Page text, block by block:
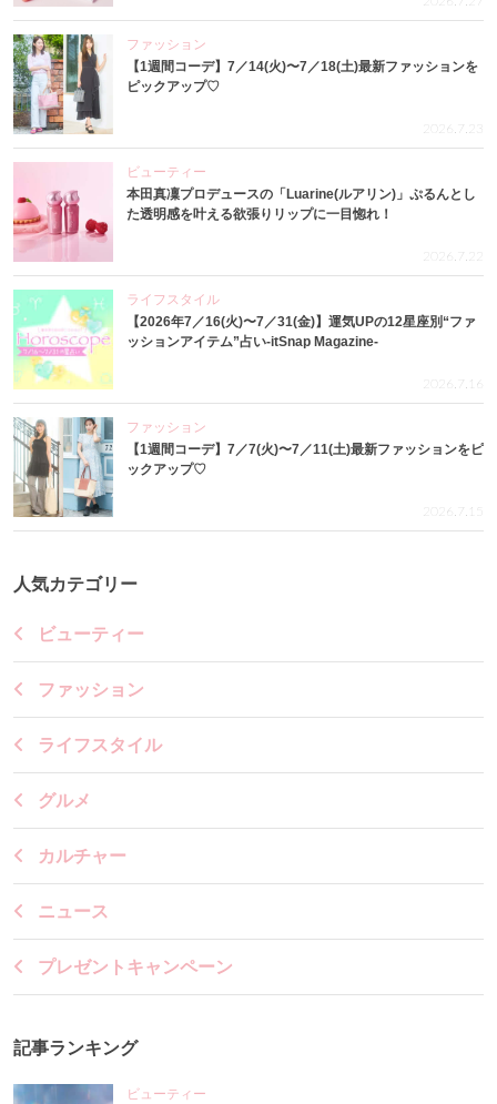
ファッション
【1週間コーデ】7／14(火)〜7／18(土)最新ファッションを
ピックアップ♡
2026.7.23
ビューティー
本田真凜プロデュースの「Luarine(ルアリン)」ぷるんとし
た透明感を叶える欲張りリップに一目惚れ！
2026.7.22
ライフスタイル
【2026年7／16(火)〜7／31(金)】運気UPの12星座別“ファ
ッションアイテム”占い-itSnap Magazine-
2026.7.16
ファッション
【1週間コーデ】7／7(火)〜7／11(土)最新ファッションをピ
ックアップ♡
2026.7.15
人気カテゴリー
ビューティー
ファッション
ライフスタイル
グルメ
カルチャー
ニュース
プレゼントキャンペーン
記事ランキング
ビューティー